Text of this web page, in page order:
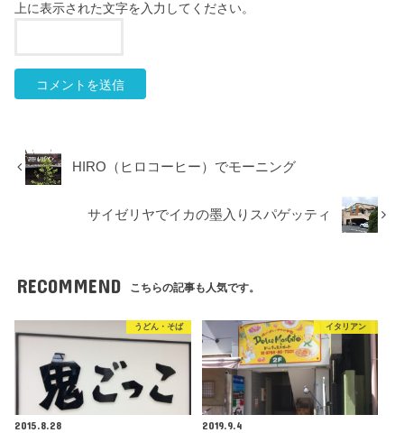
上に表示された文字を入力してください。
HIRO（ヒロコーヒー）でモーニング
サイゼリヤでイカの墨入りスパゲッティ
RECOMMEND こちらの記事も人気です。
うどん・そば
2015.8.28
イタリアン
2019.9.4